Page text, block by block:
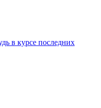
в курсе последних